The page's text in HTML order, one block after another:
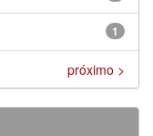
1
próximo >